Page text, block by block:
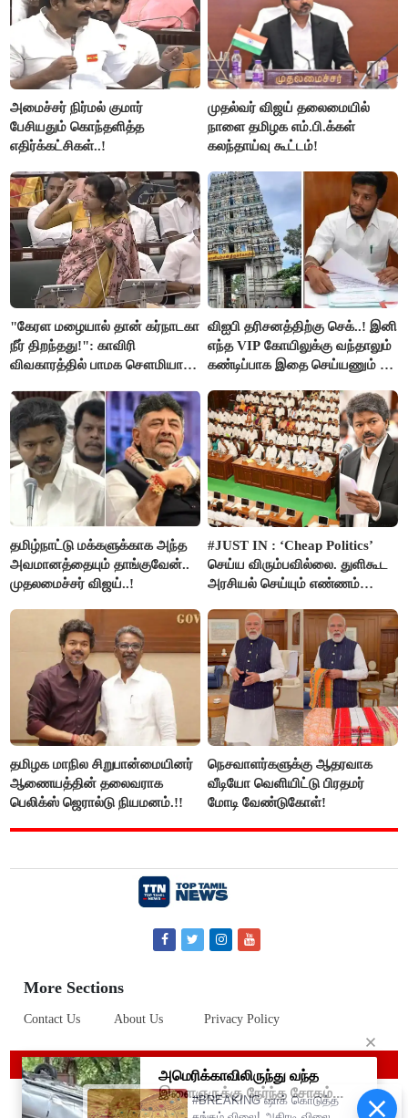
அமைச்சர் நிர்மல் குமார்
பேசியதும் கொந்தளித்த
எதிர்க்கட்சிகள்..!
முதல்வர் விஜய் தலைமையில்
நாளை தமிழக எம்.பி.க்கள்
கலந்தாய்வு கூட்டம்!
"கேரள மழையால் தான் கர்நாடகா
நீர் திறந்தது!": காவிரி
விவகாரத்தில் பாமக சௌமியா
விஐபி தரிசனத்திற்கு செக்..! இனி
எந்த VIP கோயிலுக்கு வந்தாலும்
கண்டிப்பாக இதை செய்யணும் -
தமிழ்நாட்டு மக்களுக்காக அந்த
அவமானத்தையும் தாங்குவேன்..
முதலமைச்சர் விஜய்..!
#JUST IN : ‘Cheap Politics’
செய்ய விரும்பவில்லை. துளிகூட
அரசியல் செய்யும் எண்ணம்
விஜய் பதில்!
தமிழக மாநில சிறுபான்மையினர்
ஆணையத்தின் தலைவராக
பெலிக்ஸ் ஜெரால்டு நியமனம்.!!
நெசவாளர்களுக்கு ஆதரவாக
வீடியோ வெளியிட்டு பிரதமர்
மோடி வேண்டுகோள்!
More Sections
Contact Us About Us Privacy Policy
#BREAKING ஷாக் கொடுத்த